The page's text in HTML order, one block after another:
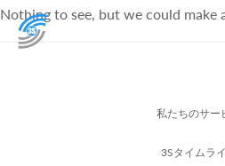
Nothing to see, but we could make
私たちのサー
3Sタイムラ